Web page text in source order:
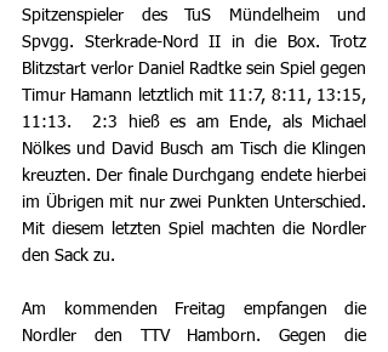
Spitzenspieler des TuS Mündelheim und
Spvgg. Sterkrade-Nord II in die Box. Trotz
Blitzstart verlor Daniel Radtke sein Spiel gegen
Timur Hamann letztlich mit 11:7, 8:11, 13:15,
11:13.  2:3 hieß es am Ende, als Michael
Nölkes und David Busch am Tisch die Klingen
kreuzten. Der finale Durchgang endete hierbei
im Übrigen mit nur zwei Punkten Unterschied.
Mit diesem letzten Spiel machten die Nordler
den Sack zu.
Am kommenden Freitag empfangen die
Nordler den TTV Hamborn. Gegen die